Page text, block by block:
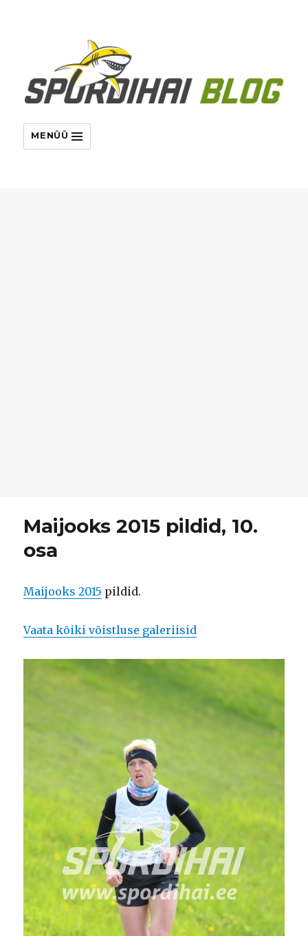
MENÜÜ
Maijooks 2015 pildid, 10.
osa
Maijooks 2015 pildid.
Vaata kõiki võistluse galeriisid